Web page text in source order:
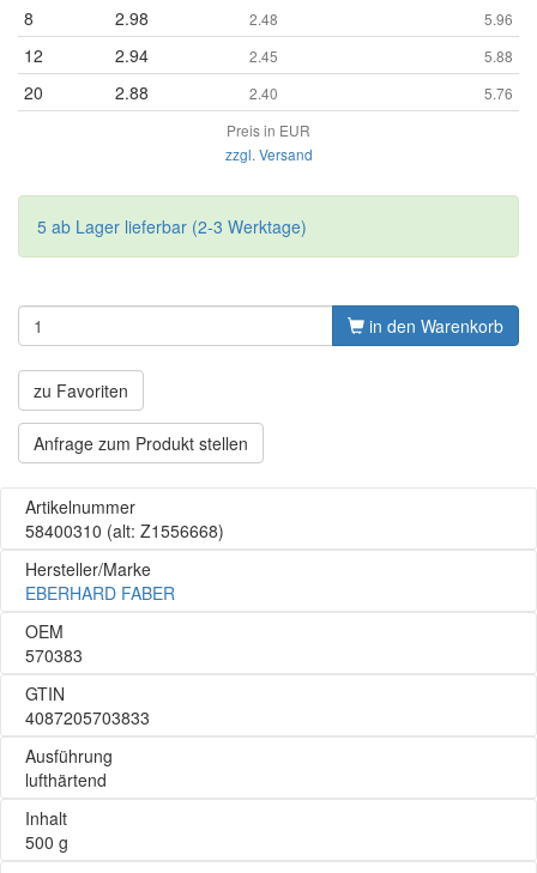
8 2.98 2.48 5.96
12 2.94 2.45 5.88
20 2.88 2.40
5.76
Preis in EUR
zzgl. Versand
5 ab Lager lieferbar (2-3 Werktage)
in den Warenkorb
zu Favoriten
Anfrage zum Produkt stellen
Artikelnummer
58400310 (alt: Z1556668)
Hersteller/Marke
EBERHARD FABER
OEM
570383
GTIN
4087205703833
Ausführung
lufthärtend
Inhalt
500 g